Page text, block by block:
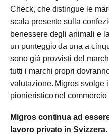
Check, che distingue le
scala presente sulla
benessere degli animali e
un punteggio da una a
sono già provvisti del
tutti i marchi propri
valutazione. Migros svolge
pionieristico nel
Migros continua ad
lavoro privato in Svizzera.